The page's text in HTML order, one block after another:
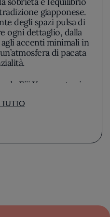
giapponese.
degli spazi pulsa di
ogni dettaglio, dalla
accenti minimali in
di pacata
da Eiji Yamamoto si
coprirne la purezza,
è protagonista di
al palato.
TUTTO